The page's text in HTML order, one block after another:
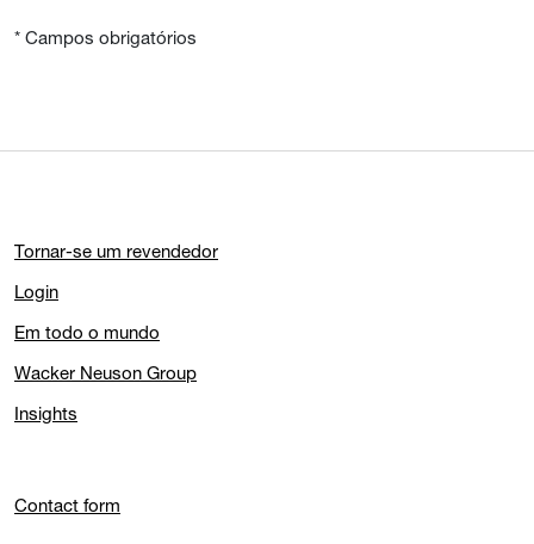
* Campos obrigatórios
Tornar-se um revendedor
Login
Em todo o mundo
Wacker Neuson Group
Insights
Contact form